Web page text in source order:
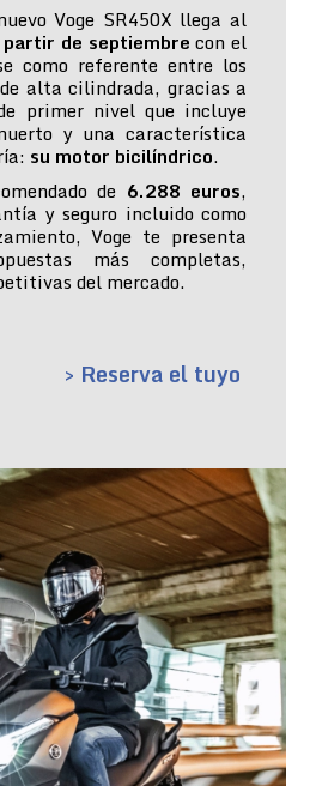
Voge SR450X llega al
partir de septiembre con el
como referente entre los
alta cilindrada, gracias a
primer nivel que incluye
y una característica
su motor bicilíndrico.
de 6.288 euros,
y seguro incluido como
Voge te presenta
más completas,
del mercado.
> Reserva el tuyo